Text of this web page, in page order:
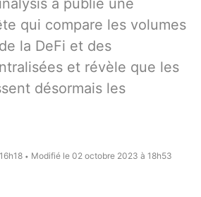
a publié une
qui compare les volumes
la DeFi et des
et révèle que les
désormais les
• Modifié le 02 octobre 2023 à 18h53